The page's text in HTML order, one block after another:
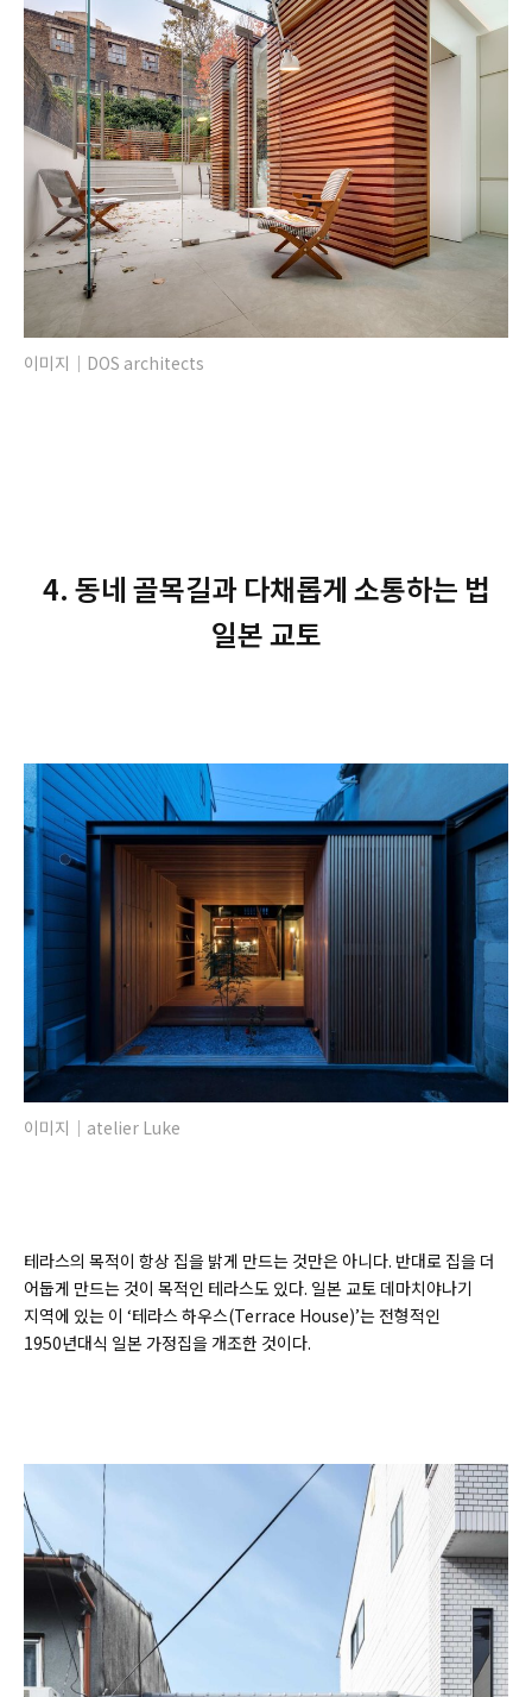
이미지｜DOS architects
4. 동네 골목길과 다채롭게 소통하는 법
일본 교토
이미지｜atelier Luke
테라스의 목적이 항상 집을 밝게 만드는 것만은 아니다. 반대로 집을 더
어둡게 만드는 것이 목적인 테라스도 있다. 일본 교토 데마치야나기
지역에 있는 이 ‘테라스 하우스(Terrace House)’는 전형적인
1950년대식 일본 가정집을 개조한 것이다.